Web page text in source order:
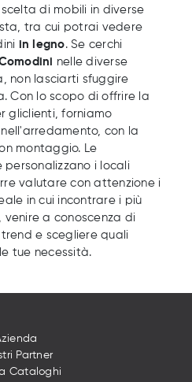
di mobili in diverse
tra cui potrai vedere
in legno. Se cerchi
nelle diverse
non lasciarti sfuggire
Con lo scopo di offrire la
gliclienti, forniamo
con la
montaggio. Le
i locali
valutare con attenzione i
in cui incontrare i più
a conoscenza di
e scegliere quali
tue necessità.
Partner
Cataloghi